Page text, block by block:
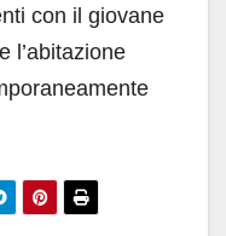
con il giovane
l’abitazione